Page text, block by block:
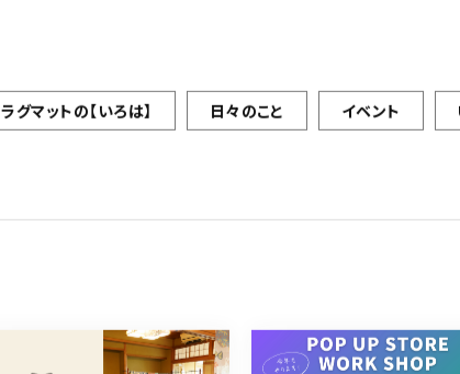
ラグマットの【いろは】 日々のこと イベント